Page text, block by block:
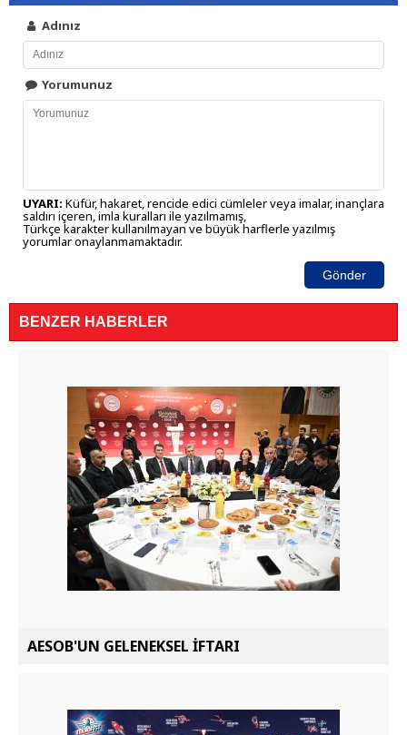
Adınız
Yorumunuz
UYARI: Küfür, hakaret, rencide edici cümleler veya imalar, inançlara
saldırı içeren, imla kuralları ile yazılmamış,
Türkçe karakter kullanılmayan ve büyük harflerle yazılmış
yorumlar onaylanmamaktadır.
Gönder
BENZER HABERLER
AESOB'UN GELENEKSEL İFTARI